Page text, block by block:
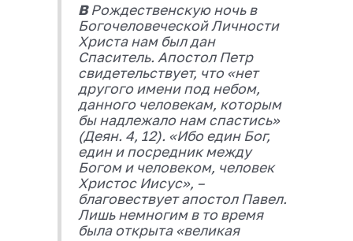
ВРождественскую ночь в
Богочеловеческой Личности
Христа нам был дан
Спаситель. Апостол Петр
свидетельствует, что «нет
другого имени под небом,
данного человекам, которым
бы надлежало нам спастись»
(Деян. 4, 12). «Ибо един Бог,
един и посредник между
Богом и человеком, человек
Христос Иисус», –
благовествует апостол Павел.
Лишь немногим в то время
была открыта «великая